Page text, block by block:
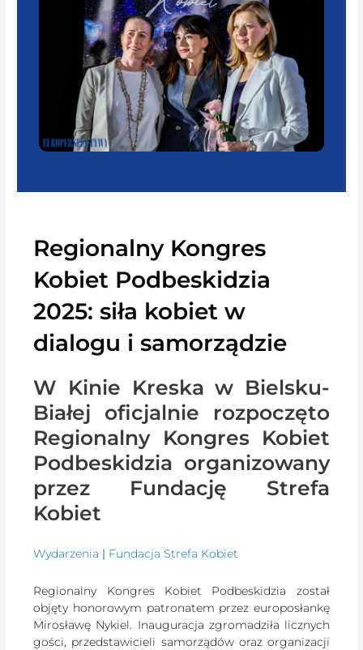
Regionalny Kongres
Kobiet Podbeskidzia
2025: siła kobiet w
dialogu i samorządzie
W Kinie Kreska w Bielsku-
Białej oficjalnie rozpoczęto
Regionalny Kongres Kobiet
Podbeskidzia organizowany
przez Fundację Strefa
Kobiet
Wydarzenia | Fundacja Strefa Kobiet
Regionalny Kongres Kobiet Podbeskidzia został
objęty honorowym patronatem przez europosłankę
Mirosławę Nykiel. Inauguracja zgromadziła licznych
gości, przedstawicieli samorządów oraz organizacji